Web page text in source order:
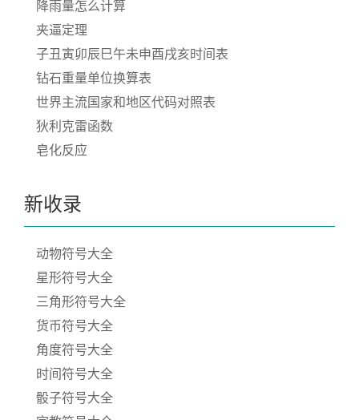
降雨量怎么计算
夹逼定理
子丑寅卯辰巳午未申酉戌亥时间表
钻石重量单位换算表
世界主流国家和地区代码对照表
狄利克雷函数
皂化反应
新收录
动物符号大全
星形符号大全
三角形符号大全
货币符号大全
角度符号大全
时间符号大全
骰子符号大全